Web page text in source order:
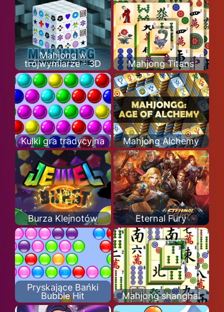
Mahjong w
trójwymiarze - 3D
Mahjong Titans
Kulki gra tradycyjna Mahjong Alchemy
Burza Klejnotów Eternal Fury
Pryskające Bańki
Bubble Hit
Mahjong shanghai